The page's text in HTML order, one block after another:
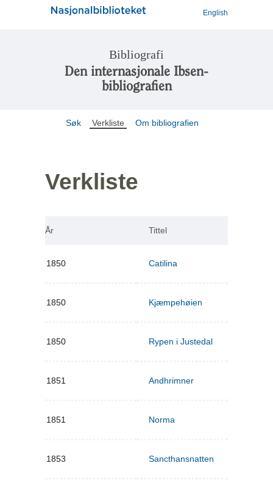
English
Bibliografi
Den internasjonale Ibsen-
bibliografien
Søk Verkliste Om bibliografien
Verkliste
År Tittel
1850 Catilina
1850 Kjæmpehøien
1850 Rypen i Justedal
1851 Andhrimner
1851 Norma
1853 Sancthansnatten